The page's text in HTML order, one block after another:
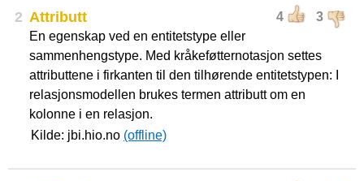
2 4 3
Attributt
En egenskap ved en entitetstype eller
sammenhengstype. Med kråkeføtternotasjon settes
attributtene i firkanten til den tilhørende entitetstypen: I
relasjonsmodellen brukes termen attributt om en
kolonne i en relasjon.
Kilde: jbi.hio.no (offline)